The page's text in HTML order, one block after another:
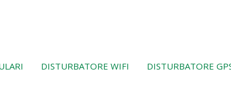
DISTURBATORE WIFI DISTURBATORE